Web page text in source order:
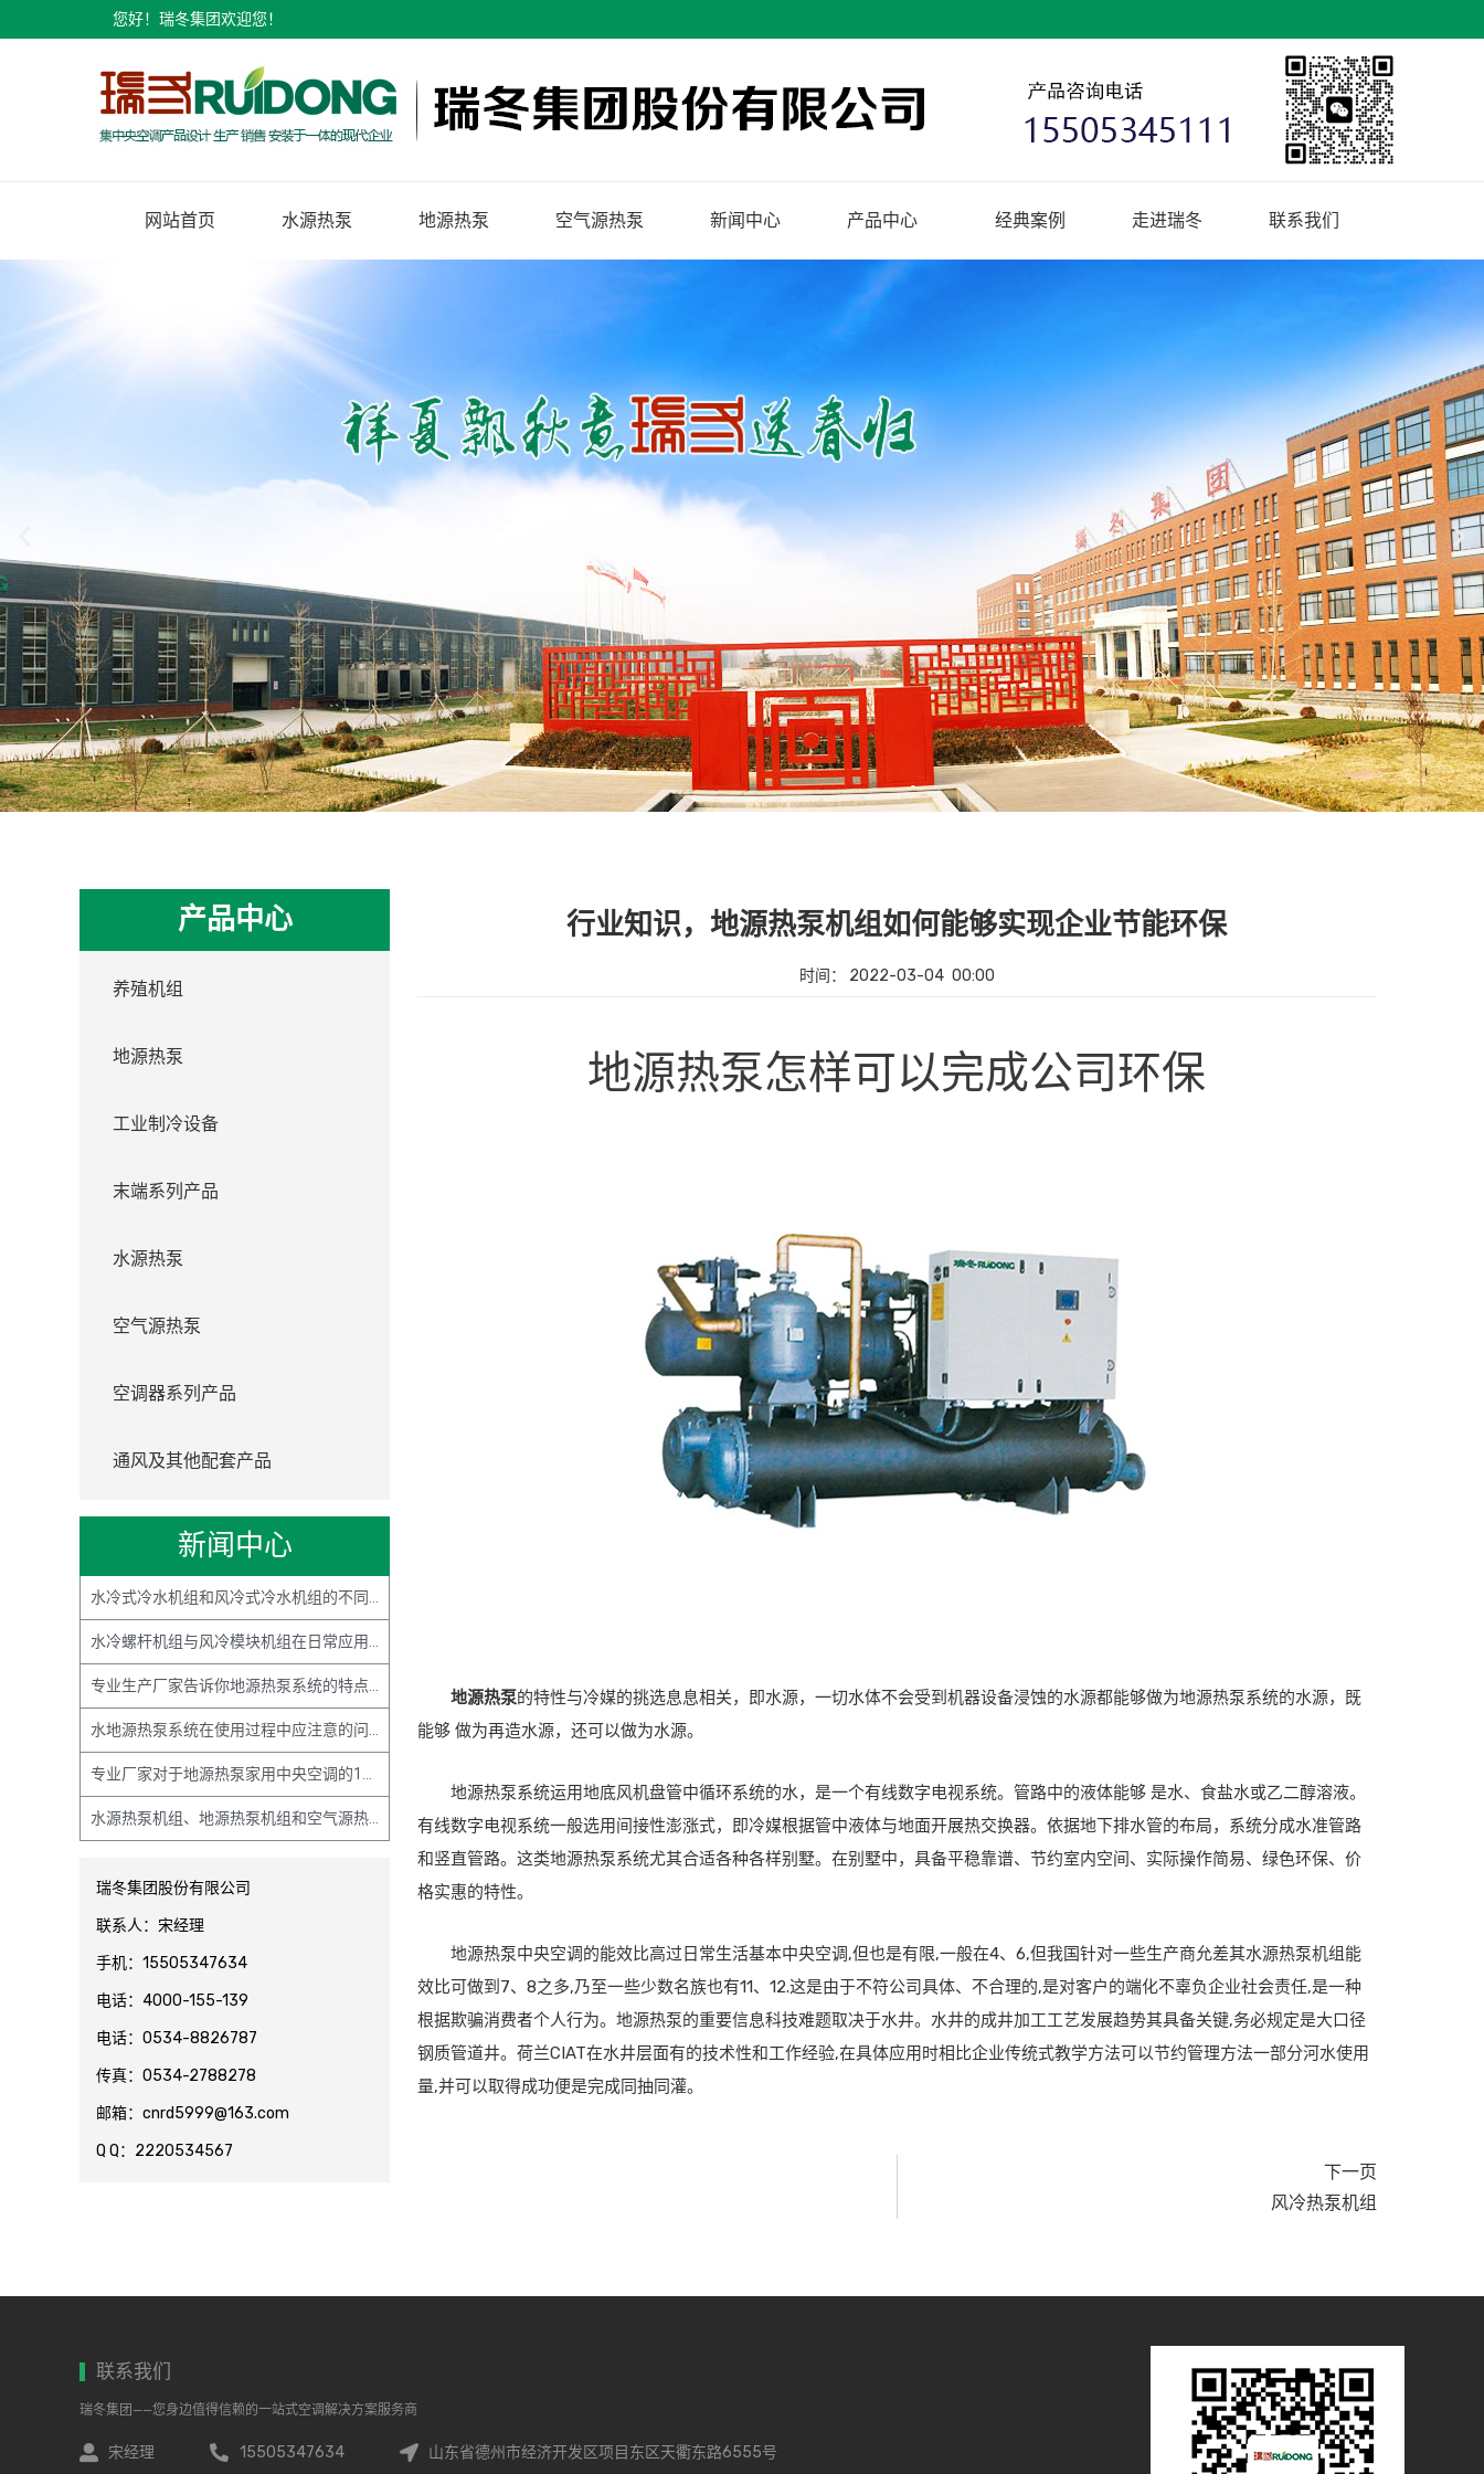
您好！瑞冬集团欢迎您！
网站首页 水源热泵 地源热泵 空气源热泵 新闻中心 产品中心 经典案例 走进瑞冬 联系我们
产品中心
养殖机组
地源热泵
工业制冷设备
末端系列产品
水源热泵
空气源热泵
空调器系列产品
通风及其他配套产品
新闻中心
瑞冬集团股份有限公司
联系人：宋经理
手机：15505347634
电话：4000-155-139
电话：0534-8826787
传真：0534-2788278
邮箱：cnrd5999@163.com
Q Q：2220534567
行业知识，地源热泵机组如何能够实现企业节能环保
时间： 2022-03-04 00:00
地源热泵怎样可以完成公司环保
地源热泵的特性与冷媒的挑选息息相关，即水源，一切水体不会受到机器设备浸蚀的水源都能够做为地源热泵系统的水源，既
能够 做为再造水源，还可以做为水源。
地源热泵系统运用地底风机盘管中循环系统的水，是一个有线数字电视系统。管路中的液体能够 是水、食盐水或乙二醇溶液。
有线数字电视系统一般选用间接性澎涨式，即冷媒根据管中液体与地面开展热交换器。依据地下排水管的布局，系统分成水准管路
和竖直管路。这类地源热泵系统尤其合适各种各样别墅。在别墅中，具备平稳靠谱、节约室内空间、实际操作简易、绿色环保、价
格实惠的特性。
地源热泵中央空调的能效比高过日常生活基本中央空调,但也是有限,一般在4、6,但我国针对一些生产商允差其水源热泵机组能
效比可做到7、8之多,乃至一些少数名族也有11、12.这是由于不符公司具体、不合理的,是对客户的端化不辜负企业社会责任,是一种
根据欺骗消费者个人行为。地源热泵的重要信息科技难题取决于水井。水井的成井加工工艺发展趋势其具备关键,务必规定是大口径
钢质管道井。荷兰CIAT在水井层面有的技术性和工作经验,在具体应用时相比企业传统式教学方法可以节约管理方法一部分河水使用
量,并可以取得成功便是完成同抽同灌。
下一页
风冷热泵机组
联系我们
瑞冬集团——您身边值得信赖的一站式空调解决方案服务商
宋经理 15505347634 山东省德州市经济开发区项目东区天衢东路6555号